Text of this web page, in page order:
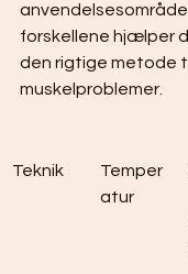
forskellene hjælper
den rigtige metode
muskelproblemer.
Teknik
Temper
atur